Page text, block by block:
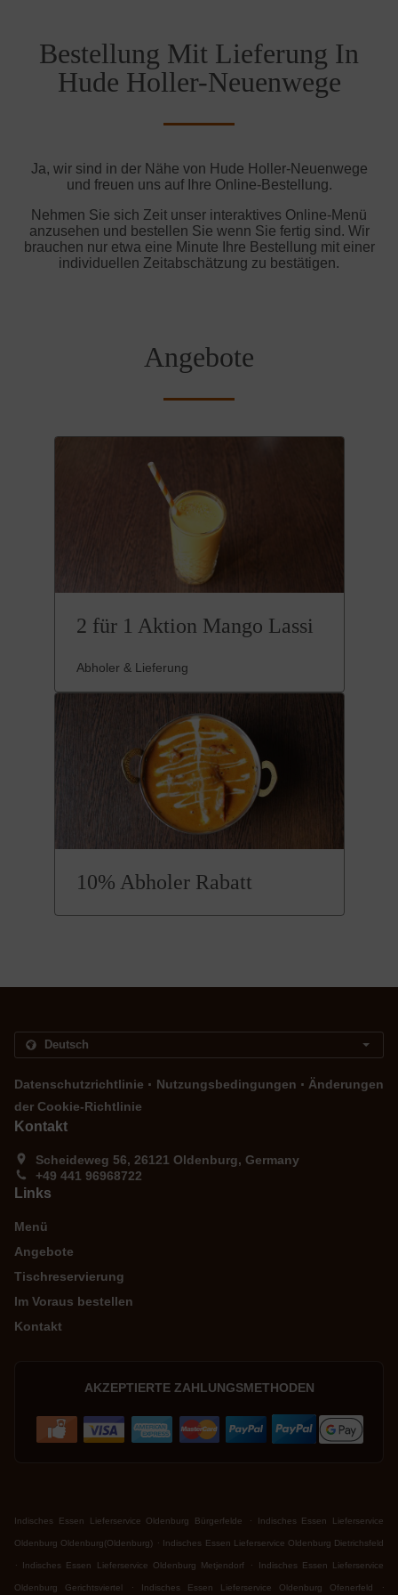
Bestellung Mit Lieferung In
Hude Holler-Neuenwege
Ja, wir sind in der Nähe von Hude Holler-Neuenwege
und freuen uns auf Ihre Online-Bestellung.
Nehmen Sie sich Zeit unser interaktives Online-Menü
anzusehen und bestellen Sie wenn Sie fertig sind. Wir
brauchen nur etwa eine Minute Ihre Bestellung mit einer
individuellen Zeitabschätzung zu bestätigen.
Angebote
2 für 1 Aktion Mango Lassi
Abholer & Lieferung
10% Abholer Rabatt
Datenschutzrichtlinie . Nutzungsbedingungen . Änderungen
der Cookie-Richtlinie
Kontakt
Scheideweg 56, 26121 Oldenburg, Germany
+49 441 96968722
Links
Menü
Angebote
Tischreservierung
Im Voraus bestellen
Kontakt
AKZEPTIERTE ZAHLUNGSMETHODEN
Indisches Essen Lieferservice Oldenburg Bürgerfelde . Indisches Essen Lieferservice
Oldenburg Oldenburg(Oldenburg) . Indisches Essen Lieferservice Oldenburg Dietrichsfeld
.
Indisches Essen Lieferservice Oldenburg Metjendorf . Indisches Essen Lieferservice
Oldenburg Gerichtsviertel . Indisches Essen Lieferservice Oldenburg Ofenerfeld .